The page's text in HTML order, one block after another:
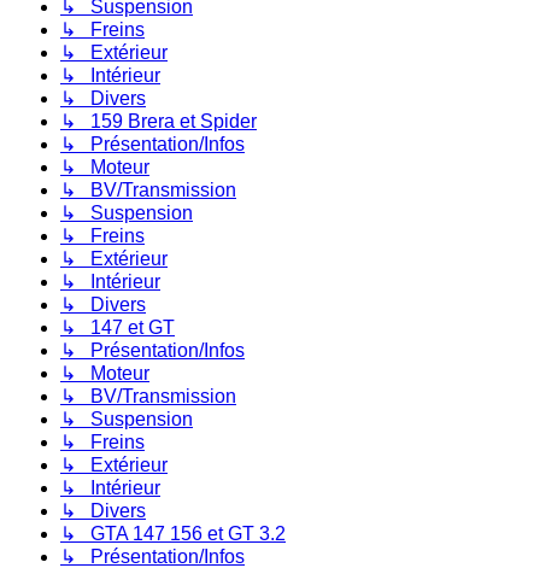
↳ Suspension
↳ Freins
↳ Extérieur
↳ Intérieur
↳ Divers
↳ 159 Brera et Spider
↳ Présentation/Infos
↳ Moteur
↳ BV/Transmission
↳ Suspension
↳ Freins
↳ Extérieur
↳ Intérieur
↳ Divers
↳ 147 et GT
↳ Présentation/Infos
↳ Moteur
↳ BV/Transmission
↳ Suspension
↳ Freins
↳ Extérieur
↳ Intérieur
↳ Divers
↳ GTA 147 156 et GT 3.2
↳ Présentation/Infos